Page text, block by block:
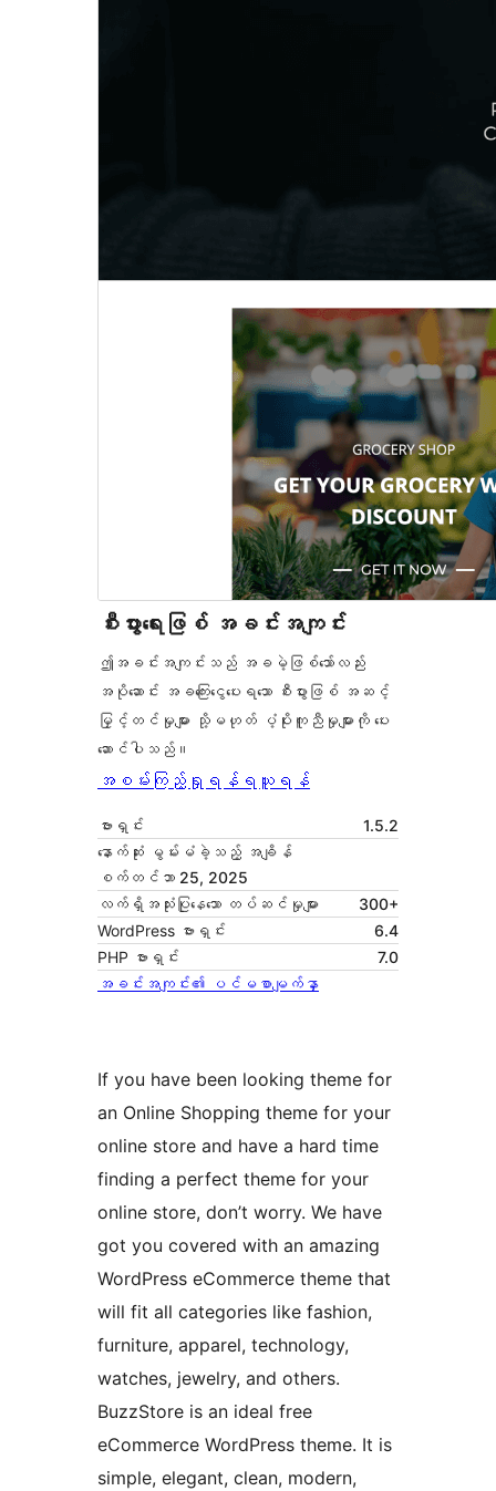
စီးပွားရေးဖြစ် အခင်းအကျင်း
ဤအခင်းအကျင်းသည် အခမဲ့ဖြစ်သော်လည်း
အပိုဆောင်း အခကြေးငွေပေးရသော စီးပွားဖြစ် အဆင့်
မြှင့်တင်မှုများ သို့မဟုတ် ပံ့ပိုးကူညီမှုများကို ပေး
ဆောင်ပါသည်။
အစမ်းကြည့်ရှုရန် ရယူရန်
ဗားရှင်း
1.5.2
နောက်ဆုံး မွမ်းမံခဲ့သည့် အချိန်
စက်တင်ဘာ 25, 2025
လက်ရှိအသုံးပြုနေသော တပ်ဆင်မှုများ
300+
WordPress ဗားရှင်း
6.4
PHP ဗားရှင်း
7.0
အခင်းအကျင်း၏ ပင်မစာမျက်နှာ
If you have been looking theme for
an Online Shopping theme for your
online store and have a hard time
finding a perfect theme for your
online store, don’t worry. We have
got you covered with an amazing
WordPress eCommerce theme that
will fit all categories like fashion,
furniture, apparel, technology,
watches, jewelry, and others.
BuzzStore is an ideal free
eCommerce WordPress theme. It is
simple, elegant, clean, modern,